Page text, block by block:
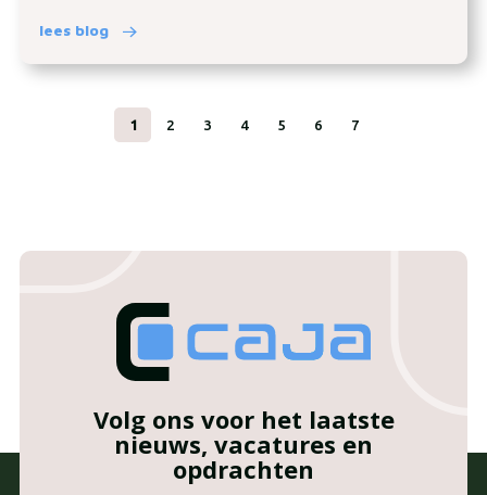
lees blog
1 2 3 4 5 6 7
Volg ons voor het laatste
nieuws, vacatures en
opdrachten